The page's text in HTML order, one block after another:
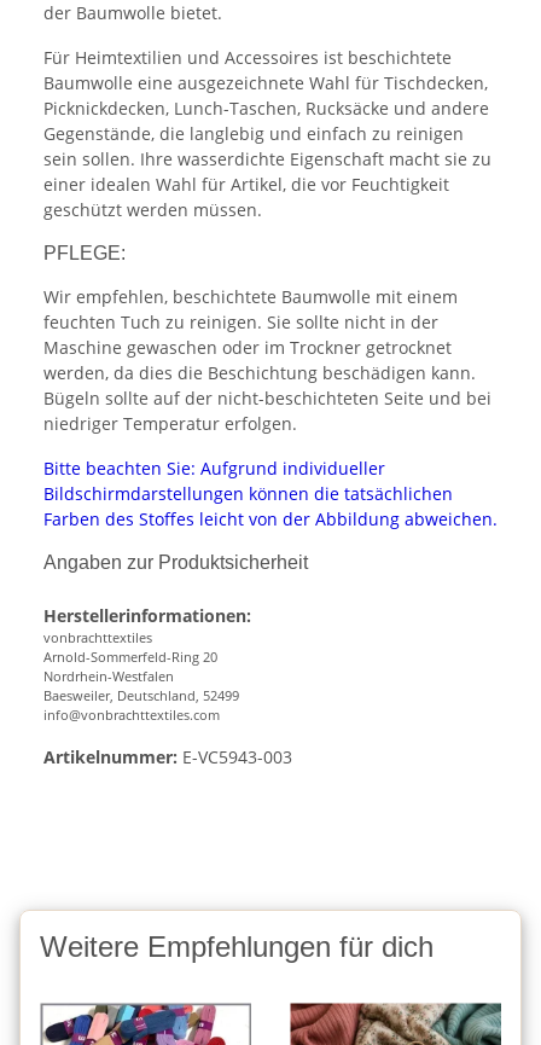
der Baumwolle bietet.
Für Heimtextilien und Accessoires ist beschichtete
Baumwolle eine ausgezeichnete Wahl für Tischdecken,
Picknickdecken, Lunch-Taschen, Rucksäcke und andere
Gegenstände, die langlebig und einfach zu reinigen
sein sollen. Ihre wasserdichte Eigenschaft macht sie zu
einer idealen Wahl für Artikel, die vor Feuchtigkeit
geschützt werden müssen.
PFLEGE:
Wir empfehlen, beschichtete Baumwolle mit einem
feuchten Tuch zu reinigen. Sie sollte nicht in der
Maschine gewaschen oder im Trockner getrocknet
werden, da dies die Beschichtung beschädigen kann.
Bügeln sollte auf der nicht-beschichteten Seite und bei
niedriger Temperatur erfolgen.
Bitte beachten Sie: Aufgrund individueller
Bildschirmdarstellungen können die tatsächlichen
Farben des Stoffes leicht von der Abbildung abweichen.
Angaben zur Produktsicherheit
Herstellerinformationen:
vonbrachttextiles
Arnold-Sommerfeld-Ring 20
Nordrhein-Westfalen
Baesweiler, Deutschland, 52499
info@vonbrachttextiles.com
Artikelnummer: E-VC5943-003
Weitere Empfehlungen für dich